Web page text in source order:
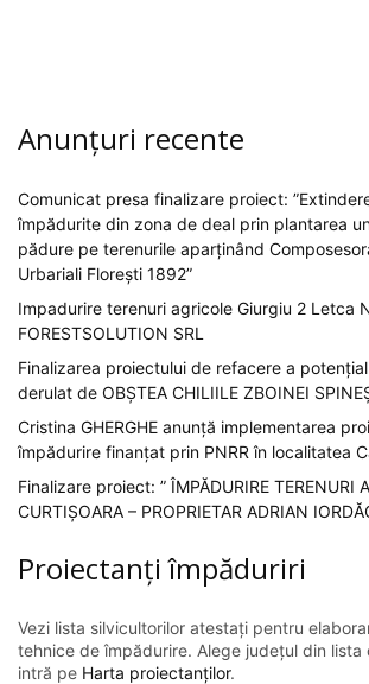
Anunțuri recente
Comunicat presa finalizare proiect:
împădurite din zona de deal prin plantarea
pădure pe terenurile aparținând
Urbariali Florești 1892”
Impadurire terenuri agricole Giurgiu 2 Letca
FORESTSOLUTION SRL
Finalizarea proiectului de refacere a
derulat de OBȘTEA CHILIILE ZBOINEI
Cristina GHERGHE anunță implementarea
împădurire finanțat prin PNRR în localitatea
Finalizare proiect: ” ÎMPĂDURIRE TERENURI
CURTIȘOARA – PROPRIETAR ADRIAN
Proiectanți împăduriri
Vezi lista silvicultorilor atestați pentru
tehnice de împădurire. Alege județul din lista
intră pe Harta proiectanților.